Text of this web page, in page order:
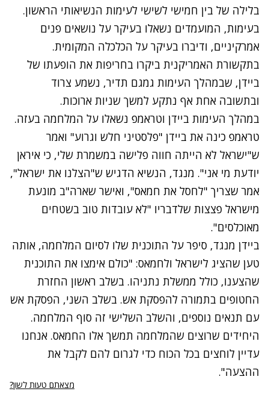
בלילה של בין חמישי לשישי לעימות הנשיאותי הראשון.
בעימות, המועמדים נשאלו בעיקר על נושאים פנים
אמרקיניים, ודיברו בעיקר על הכלכלה המקומית.
בתקשורת האמריקנית ביקרו בחריפות את הופעתו של
ביידן, שבמהלך העימות גמגם תדיר, נשמע צרוד
ובתשובה אחת אף נתקע למשך שניות ארוכות.
במהלך העימות ביידן וטראמפ נשאלו על המלחמה בעזה.
טראמפ כינה את ביידן "פלסטיני חלש וגרוע" ואמר
ש"ישראל לא הייתה חווה פלישה במשמרת שלי, כי איראן
יודעת מי אני". מנגד, הנשיא הדגיש ש"הצלנו את ישראל",
אמר שצריך "לחסל את חמאס", ואישר שארה"ב מונעת
מישראל פצצות שלדבריו "לא עובדות טוב בשטחים
מאוכלסים".
ביידן מנגד, סיפר על התוכנית שלו לסיום המלחמה, אותה
טען שהציג לישראל ולחמאס: "כולם אימצו את התוכנית
שהצענו, כולל ממשלת נתניהו. בשלב ראשון החזרת
החטופים בתמורה להפסקת אש. בשלב השני, הפסקת אש
עם תנאים נוספים, והשלב השלישי זה סוף המלחמה.
היחידים שרוצים שהמלחמה תמשך אלו החמאס. אנחנו
עדיין לוחצים בכל הכוח כדי לגרום להם לקבל את
ההצעה".
מצאתם טעות לשון?